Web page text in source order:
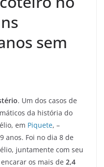
sem
. Um dos casos de
da história do
em Piquete, –
anos. Foi no dia 8 de
juntamente com seu
os mais de 2,4